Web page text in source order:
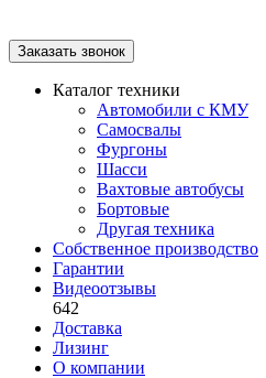
Заказать звонок
Каталог техники
Автомобили с КМУ
Самосвалы
Фургоны
Шасси
Вахтовые автобусы
Бортовые
Другая техника
Собственное производство
Гарантии
Видеоотзывы
642
Доставка
Лизинг
О компании